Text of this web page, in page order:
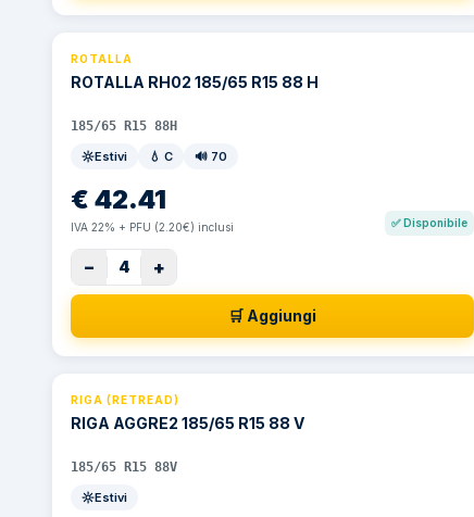
ROTALLA
ROTALLA RH02 185/65 R15 88 H
185/65 R15 88H
Estivi
💧 C 🔊 70
€ 42.41
IVA 22% + PFU (2.20€) inclusi ✅Disponibile
− 4 +
🛒 Aggiungi
RIGA (RETREAD)
RIGA AGGRE2 185/65 R15 88 V
185/65 R15 88V
Estivi